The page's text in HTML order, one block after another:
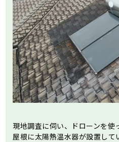
現地調査に伺い、ドローンを使
屋根に太陽熱温水器が設置して